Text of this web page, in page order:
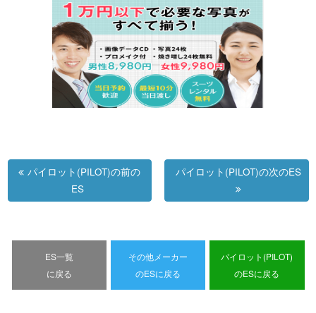
パイロット(PILOT)の前の
ES
パイロット(PILOT)の次のES
ES一覧
に戻る
その他メーカー
のESに戻る
パイロット(PILOT)
のESに戻る